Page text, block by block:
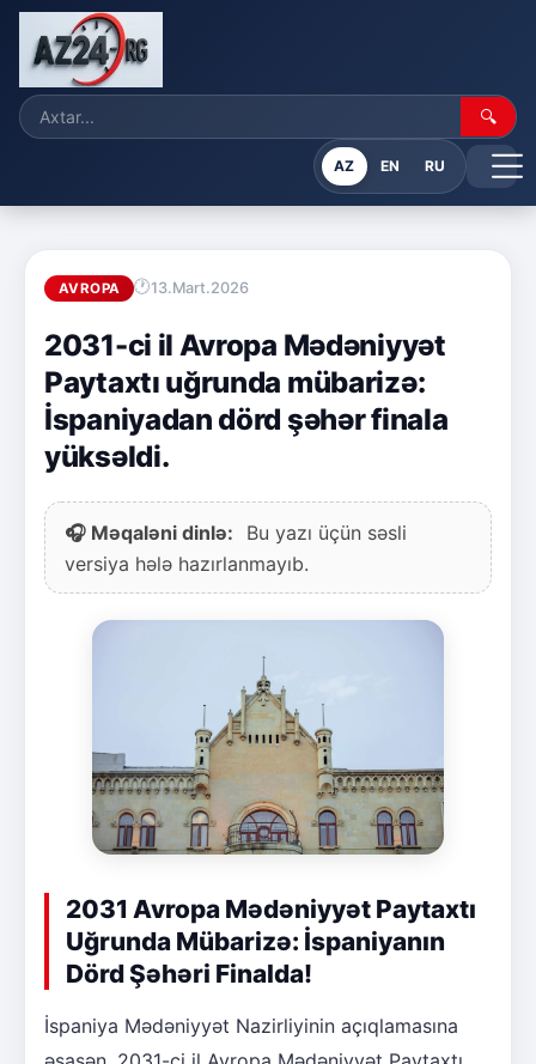
🔍
AZ EN RU
AVROPA 13.Mart.2026
2031-ci il Avropa Mədəniyyət
Paytaxtı uğrunda mübarizə:
İspaniyadan dörd şəhər finala
yüksəldi.
🎧 Məqaləni dinlə:
Bu yazı üçün səsli
versiya hələ hazırlanmayıb.
2031 Avropa Mədəniyyət Paytaxtı
Uğrunda Mübarizə: İspaniyanın
Dörd Şəhəri Finalda!
İspaniya Mədəniyyət Nazirliyinin açıqlamasına